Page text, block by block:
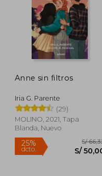
Anne sin filtros
Iria G. Parente
(29)
MOLINO, 2021, Tapa
Blanda, Nuevo